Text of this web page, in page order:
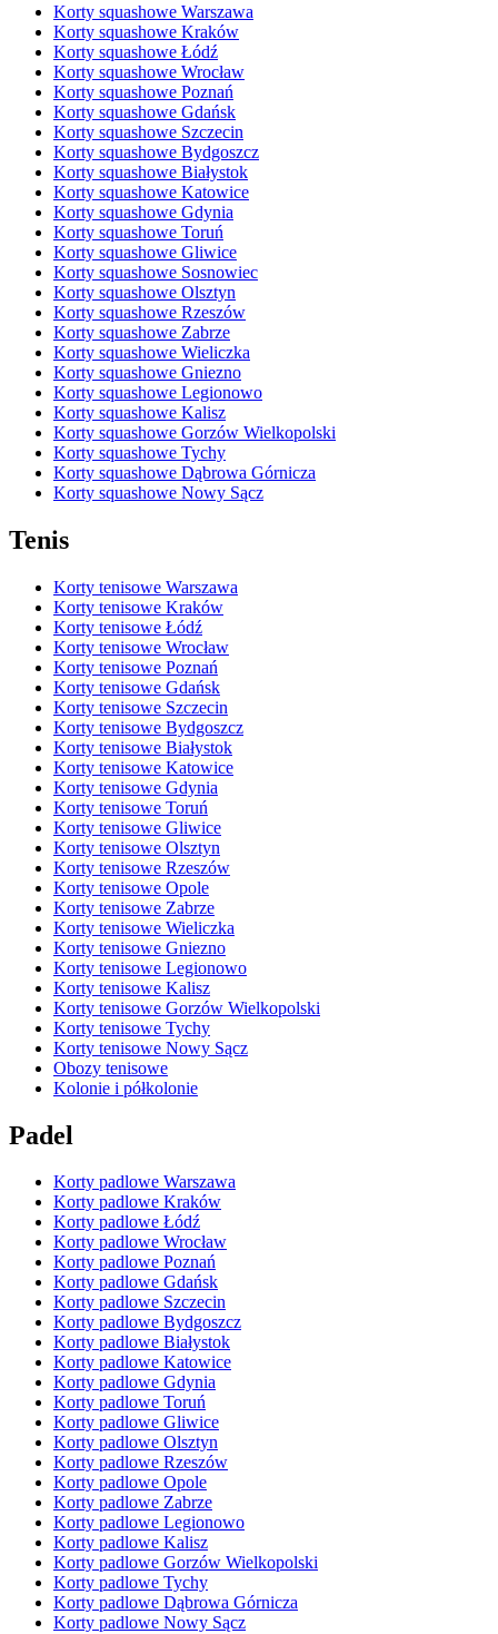
Korty squashowe Warszawa
Korty squashowe Kraków
Korty squashowe Łódź
Korty squashowe Wrocław
Korty squashowe Poznań
Korty squashowe Gdańsk
Korty squashowe Szczecin
Korty squashowe Bydgoszcz
Korty squashowe Białystok
Korty squashowe Katowice
Korty squashowe Gdynia
Korty squashowe Toruń
Korty squashowe Gliwice
Korty squashowe Sosnowiec
Korty squashowe Olsztyn
Korty squashowe Rzeszów
Korty squashowe Zabrze
Korty squashowe Wieliczka
Korty squashowe Gniezno
Korty squashowe Legionowo
Korty squashowe Kalisz
Korty squashowe Gorzów Wielkopolski
Korty squashowe Tychy
Korty squashowe Dąbrowa Górnicza
Korty squashowe Nowy Sącz
Tenis
Korty tenisowe Warszawa
Korty tenisowe Kraków
Korty tenisowe Łódź
Korty tenisowe Wrocław
Korty tenisowe Poznań
Korty tenisowe Gdańsk
Korty tenisowe Szczecin
Korty tenisowe Bydgoszcz
Korty tenisowe Białystok
Korty tenisowe Katowice
Korty tenisowe Gdynia
Korty tenisowe Toruń
Korty tenisowe Gliwice
Korty tenisowe Olsztyn
Korty tenisowe Rzeszów
Korty tenisowe Opole
Korty tenisowe Zabrze
Korty tenisowe Wieliczka
Korty tenisowe Gniezno
Korty tenisowe Legionowo
Korty tenisowe Kalisz
Korty tenisowe Gorzów Wielkopolski
Korty tenisowe Tychy
Korty tenisowe Nowy Sącz
Obozy tenisowe
Kolonie i półkolonie
Padel
Korty padlowe Warszawa
Korty padlowe Kraków
Korty padlowe Łódź
Korty padlowe Wrocław
Korty padlowe Poznań
Korty padlowe Gdańsk
Korty padlowe Szczecin
Korty padlowe Bydgoszcz
Korty padlowe Białystok
Korty padlowe Katowice
Korty padlowe Gdynia
Korty padlowe Toruń
Korty padlowe Gliwice
Korty padlowe Olsztyn
Korty padlowe Rzeszów
Korty padlowe Opole
Korty padlowe Zabrze
Korty padlowe Legionowo
Korty padlowe Kalisz
Korty padlowe Gorzów Wielkopolski
Korty padlowe Tychy
Korty padlowe Dąbrowa Górnicza
Korty padlowe Nowy Sącz